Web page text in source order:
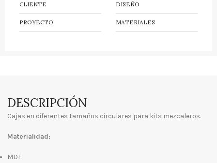
CLIENTE DISEÑO
PROYECTO MATERIALES
DESCRIPCIÓN
Cajas en diferentes tamaños circulares para kits mezcaleros.
Materialidad:
MDF